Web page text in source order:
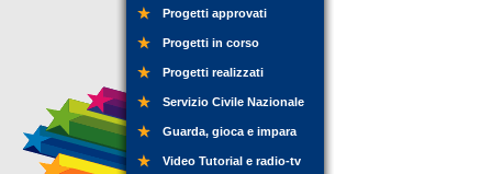
Progetti approvati
Progetti in corso
Progetti realizzati
Servizio Civile Nazionale
Guarda, gioca e impara
Video Tutorial e radio-tv